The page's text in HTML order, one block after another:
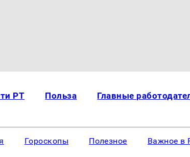
РТ Польза Главные
Гороскопы Полезное Важное в